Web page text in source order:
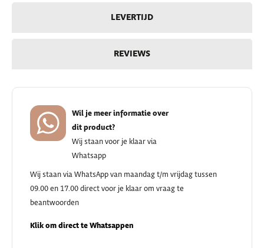
LEVERTIJD
REVIEWS
Wil je meer informatie over
dit product?
Wij staan voor je klaar via
Whatsapp
Wij staan via WhatsApp van maandag t/m vrijdag tussen
09.00 en 17.00 direct voor je klaar om vraag te
beantwoorden
Klik om direct te Whatsappen